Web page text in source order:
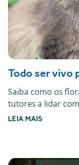
Todo ser vivo
Saiba como os
tutores a lidar
LEIA MAIS